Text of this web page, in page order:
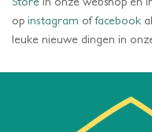
op instagram offacebook
leuke nieuwe dingen in